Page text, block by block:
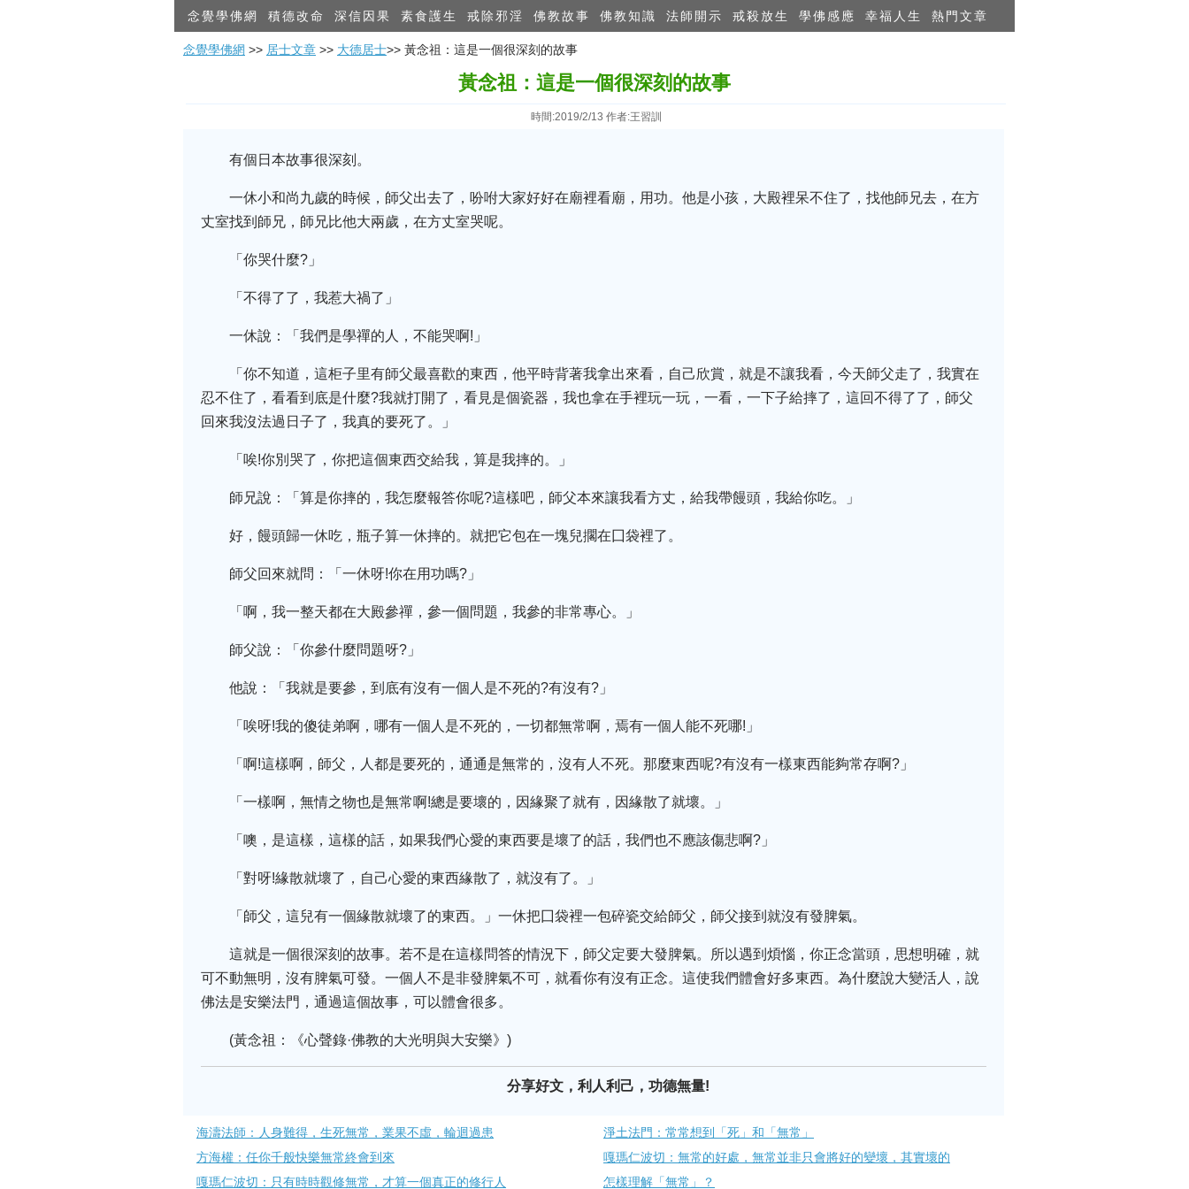
念覺學佛網 積德改命 深信因果 素食護生 戒除邪淫 佛教故事 佛教知識 法師開示 戒殺放生 學佛感應 幸福人生 熱門文章
念覺學佛網 >> 居士文章 >> 大德居士>> 黃念祖：這是一個很深刻的故事
黃念祖：這是一個很深刻的故事
時間:2019/2/13 作者:王習訓
有個日本故事很深刻。
一休小和尚九歲的時候，師父出去了，吩咐大家好好在廟裡看廟，用功。他是小孩，大殿裡呆不住了，找他師兄去，在方
丈室找到師兄，師兄比他大兩歲，在方丈室哭呢。
「你哭什麼?」
「不得了了，我惹大禍了」
一休說：「我們是學禪的人，不能哭啊!」
「你不知道，這柜子里有師父最喜歡的東西，他平時背著我拿出來看，自己欣賞，就是不讓我看，今天師父走了，我實在
忍不住了，看看到底是什麼?我就打開了，看見是個瓷器，我也拿在手裡玩一玩，一看，一下子給摔了，這回不得了了，師父
回來我沒法過日子了，我真的要死了。」
「唉!你別哭了，你把這個東西交給我，算是我摔的。」
師兄說：「算是你摔的，我怎麼報答你呢?這樣吧，師父本來讓我看方丈，給我帶饅頭，我給你吃。」
好，饅頭歸一休吃，瓶子算一休摔的。就把它包在一塊兒擱在囗袋裡了。
師父回來就問：「一休呀!你在用功嗎?」
「啊，我一整天都在大殿參禪，參一個問題，我參的非常專心。」
師父說：「你參什麼問題呀?」
他說：「我就是要參，到底有沒有一個人是不死的?有沒有?」
「唉呀!我的傻徒弟啊，哪有一個人是不死的，一切都無常啊，焉有一個人能不死哪!」
「啊!這樣啊，師父，人都是要死的，通通是無常的，沒有人不死。那麼東西呢?有沒有一樣東西能夠常存啊?」
「一樣啊，無情之物也是無常啊!總是要壞的，因緣聚了就有，因緣散了就壞。」
「噢，是這樣，這樣的話，如果我們心愛的東西要是壞了的話，我們也不應該傷悲啊?」
「對呀!緣散就壞了，自己心愛的東西緣散了，就沒有了。」
「師父，這兒有一個緣散就壞了的東西。」一休把囗袋裡一包碎瓷交給師父，師父接到就沒有發脾氣。
這就是一個很深刻的故事。若不是在這樣問答的情況下，師父定要大發脾氣。所以遇到煩惱，你正念當頭，思想明確，就
可不動無明，沒有脾氣可發。一個人不是非發脾氣不可，就看你有沒有正念。這使我們體會好多東西。為什麼說大變活人，說
佛法是安樂法門，通過這個故事，可以體會很多。
(黃念祖：《心聲錄·佛教的大光明與大安樂》)
分享好文，利人利己，功德無量!
海濤法師：人身難得，生死無常，業果不虛，輪迴過患
淨土法門：常常想到「死」和「無常」
方海權：任你千般快樂無常終會到​來
嘎瑪仁波切：無常的好處，無常並非只會將好的變壞，其實壞的
嘎瑪仁波切：只有時時觀修無常，才算一個真正的修行人
怎樣理解「無常」？